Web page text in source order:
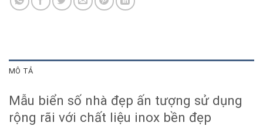
MÔ TẢ
Mẫu biển số nhà đẹp ấn tượng sử dụng
rộng rãi với chất liệu inox bền đẹp